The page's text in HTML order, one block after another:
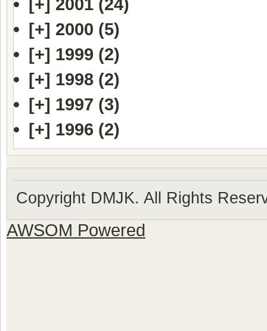
[+] 2000 (5)
[+] 1999 (2)
[+] 1998 (2)
[+] 1997 (3)
[+] 1996 (2)
Copyright DMJK. All Rights
AWSOM Powered